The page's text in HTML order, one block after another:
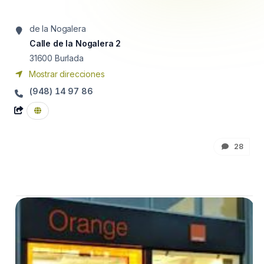
de la Nogalera
Calle de la Nogalera 2
31600 Burlada
Mostrar direcciones
(948) 14 97 86
28